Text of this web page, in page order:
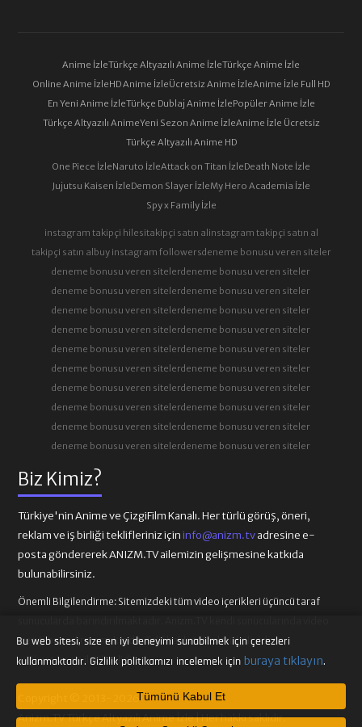
Biz Kimiz?
Türkiye'nin Anime ve ÇizgiFilm Kanalı. Her türlü görüş, öneri,
reklam ve iş birliği teklifleriniz içininfo@anizm.tvadresine e-
posta göndererek ANIZM.TV ailemizin gelişmesine katkıda
bulunabilirsiniz.
Önemli Bilgilendirme: Sitemizdeki tüm video içerikleri üçüncü taraf
içeriği barındırmamaktadır. Telif hakkı talepleri ilgili video
sağlayıcılarına iletilmelidir.
Copyright © 2013-2026
Anizm.TV Türkçe Altyazılı Anime İzle | Her hakkı saklıdır.
Anime İzleTürkçe Altyazılı Anime İzleTürkçe Anime İzle
Online Anime İzleHD Anime İzleÜcretsiz Anime İzleAnime İzle Full HD
En Yeni Anime İzleTürkçe Dublaj Anime İzlePopüler Anime İzle
Türkçe Altyazılı AnimeYeni Sezon Anime İzleAnime İzle Ücretsiz
Türkçe Altyazılı Anime HD
One Piece İzleNaruto İzleAttack on Titan İzleDeath Note İzle
Jujutsu Kaisen İzleDemon Slayer İzleMy Hero Academia İzle
Spy x Family İzle
instagram takipçi hilesitakipçi satın alinstagram takipçi satın al
takipçi satın albuy instagram followersdeneme bonusu veren siteler
deneme bonusu veren sitelerdeneme bonusu veren siteler
deneme bonusu veren sitelerdeneme bonusu veren siteler
deneme bonusu veren sitelerdeneme bonusu veren siteler
deneme bonusu veren sitelerdeneme bonusu veren siteler
deneme bonusu veren sitelerdeneme bonusu veren siteler
deneme bonusu veren sitelerdeneme bonusu veren siteler
deneme bonusu veren sitelerdeneme bonusu veren siteler
deneme bonusu veren sitelerdeneme bonusu veren siteler
deneme bonusu veren sitelerdeneme bonusu veren siteler
deneme bonusu veren sitelerdeneme bonusu veren siteler
Bu web sitesi, size en iyi deneyimi sunabilmek için çerezleri
kullanmaktadır. Gizlilik politikamızı incelemek için buraya tıklayın.
Tümünü Kabul Et